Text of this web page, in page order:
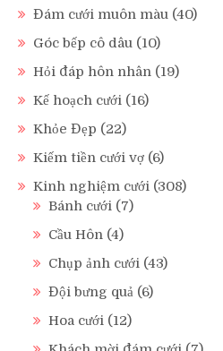
Đám cưới muôn màu (40)
Góc bếp cô dâu (10)
Hỏi đáp hôn nhân (19)
Kế hoạch cưới (16)
Khỏe Đẹp (22)
Kiếm tiền cưới vợ (6)
Kinh nghiệm cưới (308)
Bánh cưới (7)
Cầu Hôn (4)
Chụp ảnh cưới (43)
Đội bưng quả (6)
Hoa cưới (12)